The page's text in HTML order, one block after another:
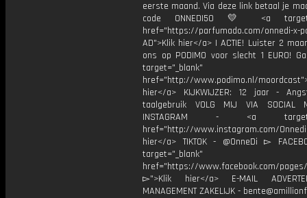
eerste maand. Via deze link betaal je
code ONNEDI50 💛 <a
href="https://parfumado.com/onnedi-x-
AD">Klik hier</a> | ACTIE! Luister 2
ons op PODIMO voor slecht 1 EURO!
target="_blank"
href="http://www.podimo.nl/
hier</a> KIJKWIJZER: 12 jaar -
taalgebruik VOLG MIJ VIA SOCIAL
INSTAGRAM - <a
href="http://www.instagram.com/
hier</a> TIKTOK - @OnneDi ▻
target="_blank"
href="https://www.facebook.com/pages/
▻">Klik hier</a> E-MAIL
MANAGEMENT ZAKELIJK -